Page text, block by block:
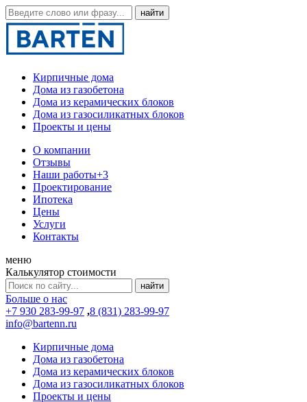
Кирпичные дома
Дома из газобетона
Дома из керамических блоков
Дома из газосиликатных блоков
Проекты и цены
О компании
Отзывы
Наши работы+3
Проектирование
Ипотека
Цены
Услуги
Контакты
меню
Калькулятор стоимости
Больше о нас
+7 930 283-99-97 ,8 (831) 283-99-97
info@bartenn.ru
Кирпичные дома
Дома из газобетона
Дома из керамических блоков
Дома из газосиликатных блоков
Проекты и цены